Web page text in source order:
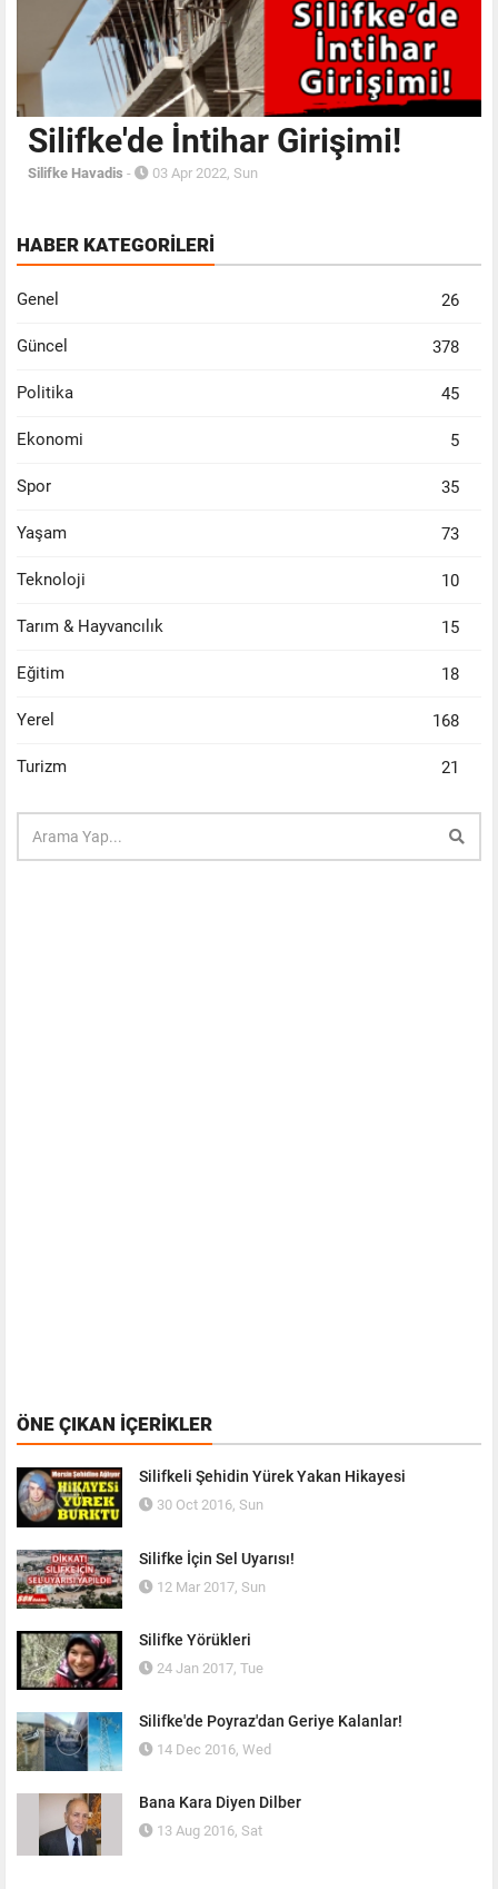
Silifke'de İntihar Girişimi!
Silifke Havadis - 03 Apr 2022, Sun
HABER KATEGORİLERİ
Genel 26
Güncel 378
Politika 45
Ekonomi 5
Spor 35
Yaşam 73
Teknoloji 10
Tarım & Hayvancılık 15
Eğitim 18
Yerel 168
Turizm 21
ÖNE ÇIKAN İÇERIKLER
Silifkeli Şehidin Yürek Yakan Hikayesi
30 Oct 2016, Sun
Silifke İçin Sel Uyarısı!
12 Mar 2017, Sun
Silifke Yörükleri
24 Jan 2017, Tue
Silifke'de Poyraz'dan Geriye Kalanlar!
14 Dec 2016, Wed
Bana Kara Diyen Dilber
13 Aug 2016, Sat